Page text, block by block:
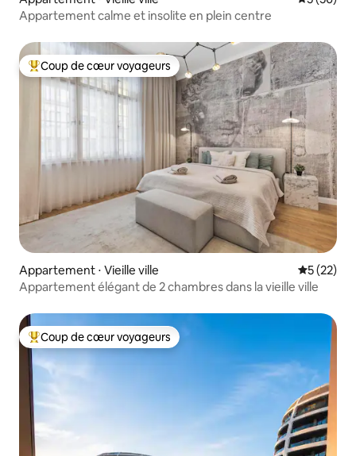
Appartement calme et insolite en plein centre
Coups de cœur voyageurs les plus appréciés
Coup de cœur voyageurs
Appartement ⋅ Vieille ville
5 (22)
Appartement élégant de 2 chambres dans la vieille ville
Coups de cœur voyageurs les plus appréciés
Coup de cœur voyageurs